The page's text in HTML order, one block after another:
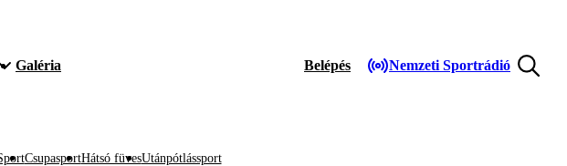
Galéria Belépés Nemzeti Sportrádió
CsupasportHátsó füvesUtánpótlássport